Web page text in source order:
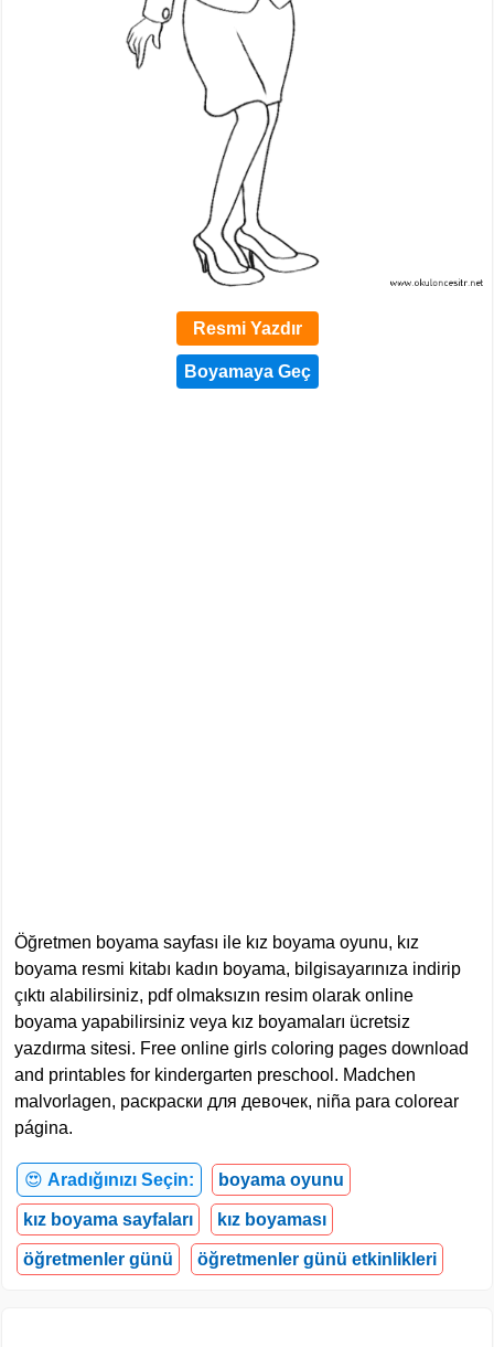
Resmi Yazdır
Öğretmen boyama sayfası ile kız boyama oyunu, kız
boyama resmi kitabı kadın boyama, bilgisayarınıza indirip
çıktı alabilirsiniz, pdf olmaksızın resim olarak online
boyama yapabilirsiniz veya kız boyamaları ücretsiz
yazdırma sitesi. Free online girls coloring pages download
and printables for kindergarten preschool. Madchen
malvorlagen, раскраски для девочек, niña para colorear
página.
😍 Aradığınızı Seçin: boyama oyunu
kız boyama sayfaları kız boyaması
öğretmenler günü öğretmenler günü etkinlikleri